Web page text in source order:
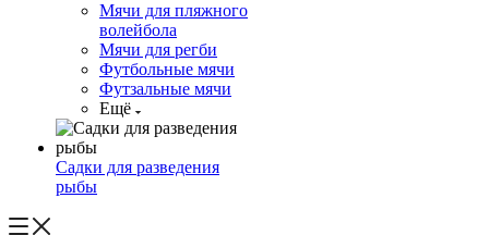
Мячи для пляжного
волейбола
Мячи для регби
Футбольные мячи
Футзальные мячи
Ещё
Садки для разведения
рыбы